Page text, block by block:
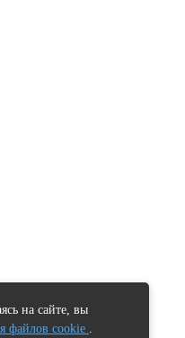
на сайте, вы
файлов cookie .